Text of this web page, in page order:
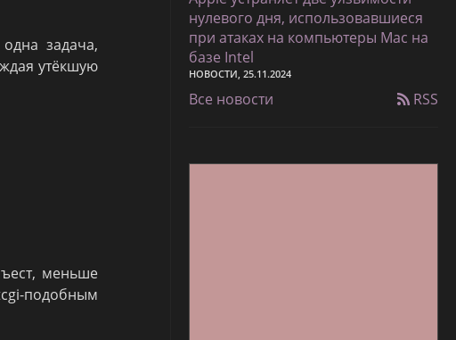
задача,
утёкшую
меньше
подобным
нулевого дня, использовавшиеся
при атаках на компьютеры Mac на
базе Intel
НОВОСТИ, 25.11.2024
Все новости RSS